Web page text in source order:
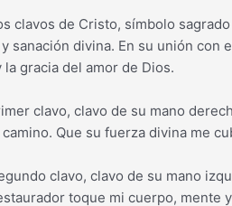
clavos de Cristo, símbolo
sanación divina. En su unión
gracia del amor de Dios.
clavo, clavo de su mano
Que su fuerza divina me
clavo, clavo de su mano
toque mi cuerpo, mente